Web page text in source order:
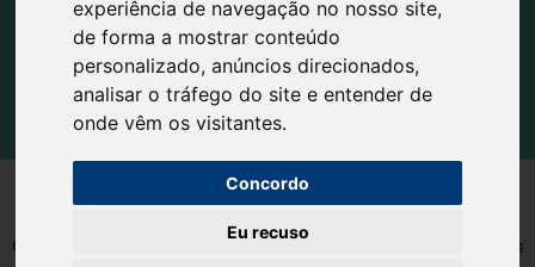
experiência de navegação no nosso site,
de forma a mostrar conteúdo
personalizado, anúncios direcionados,
analisar o tráfego do site e entender de
onde vêm os visitantes.
Concordo
Eu recuso
© Sitecna Technical and Packaging Solutions 2021 Todos os direitos